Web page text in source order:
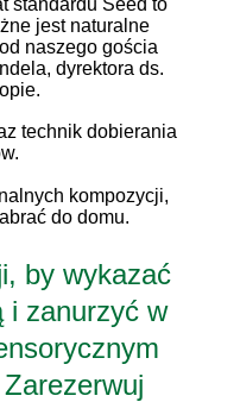
jest naturalne
naszego gościa
dyrektora ds.
technik dobierania
kompozycji,
do domu.
by wykazać
i zanurzyć w